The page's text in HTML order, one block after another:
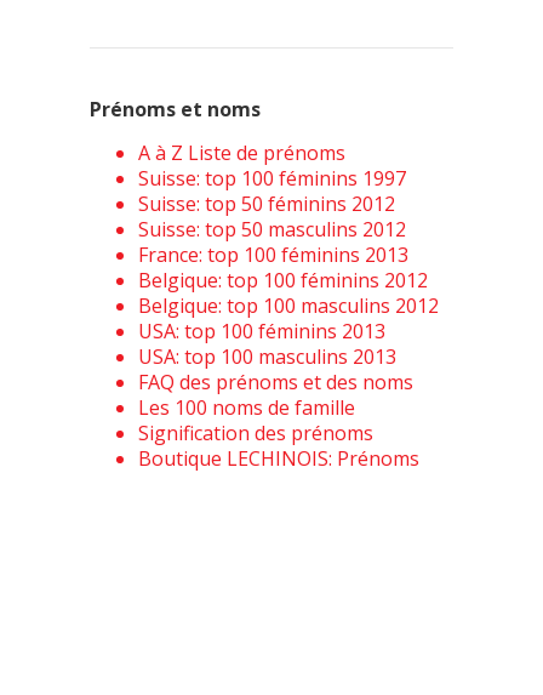
Prénoms et noms
A à Z Liste de prénoms
Suisse: top 100 féminins 1997
Suisse: top 50 féminins 2012
Suisse: top 50 masculins 2012
France: top 100 féminins 2013
Belgique: top 100 féminins 2012
Belgique: top 100 masculins 2012
USA: top 100 féminins 2013
USA: top 100 masculins 2013
FAQ des prénoms et des noms
Les 100 noms de famille
Signification des prénoms
Boutique LECHINOIS: Prénoms